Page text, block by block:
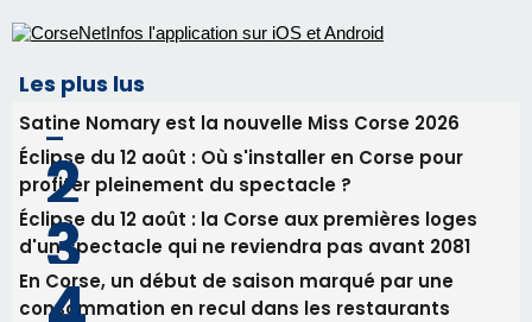
d'un spectacle qui ne reviendra pas avant 2081
consommation en recul dans les restaurants
La gendarmerie alerte les restaurateurs corses
face à une nouvelle escroquerie au faux vendeur de
vin
Newsletter